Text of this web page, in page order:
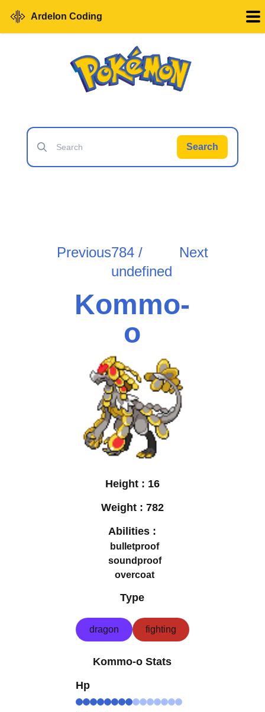
Ardelon Coding
Search
Previous784 /
undefined
Next
Kommo-
o
Height : 16
Weight : 782
Abilities :
bulletproof
soundproof
overcoat
Type
dragon fighting
Kommo-o Stats
Hp